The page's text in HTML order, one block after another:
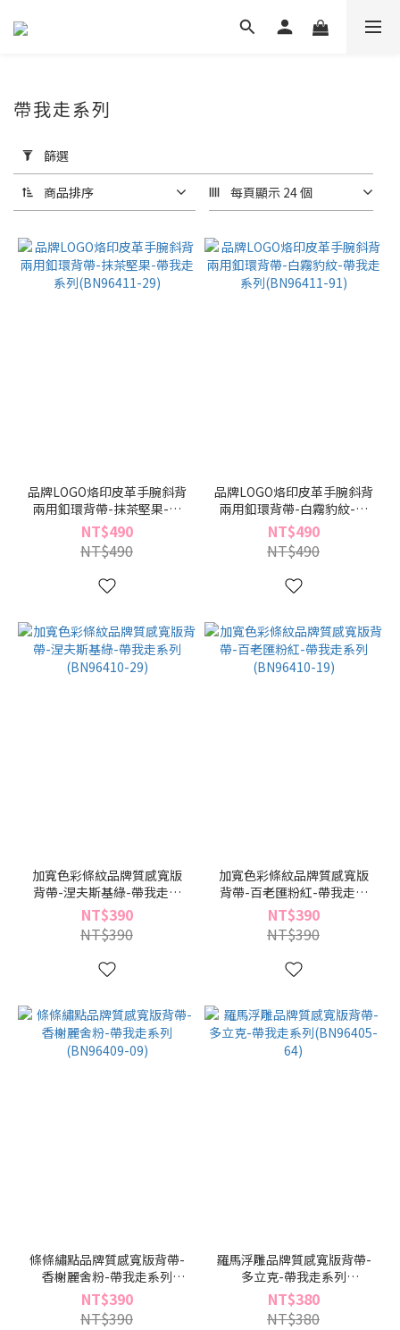
用
篩
選
(0/20)
價格
(NT$)
帶我走系列
篩選
商品排序 每頁顯示 24 個
品牌LOGO烙印皮革手腕斜背
兩用釦環背帶-抹茶堅果-帶
我走系列(BN96411-29)
NT$490
NT$490
品牌LOGO烙印皮革手腕斜背
兩用釦環背帶-白霧豹紋-帶
我走系列(BN96411-91)
NT$490
NT$490
加寬色彩條紋品牌質感寬版
背帶-涅夫斯基綠-帶我走系
列(BN96410-29)
NT$390
NT$390
加寬色彩條紋品牌質感寬版
背帶-百老匯粉紅-帶我走系
列(BN96410-19)
NT$390
NT$390
條條繡點品牌質感寬版背帶-
香榭麗舍粉-帶我走系列
(BN96409-09)
NT$390
NT$390
羅馬浮雕品牌質感寬版背帶-
多立克-帶我走系列
(BN96405-64)
NT$380
NT$380